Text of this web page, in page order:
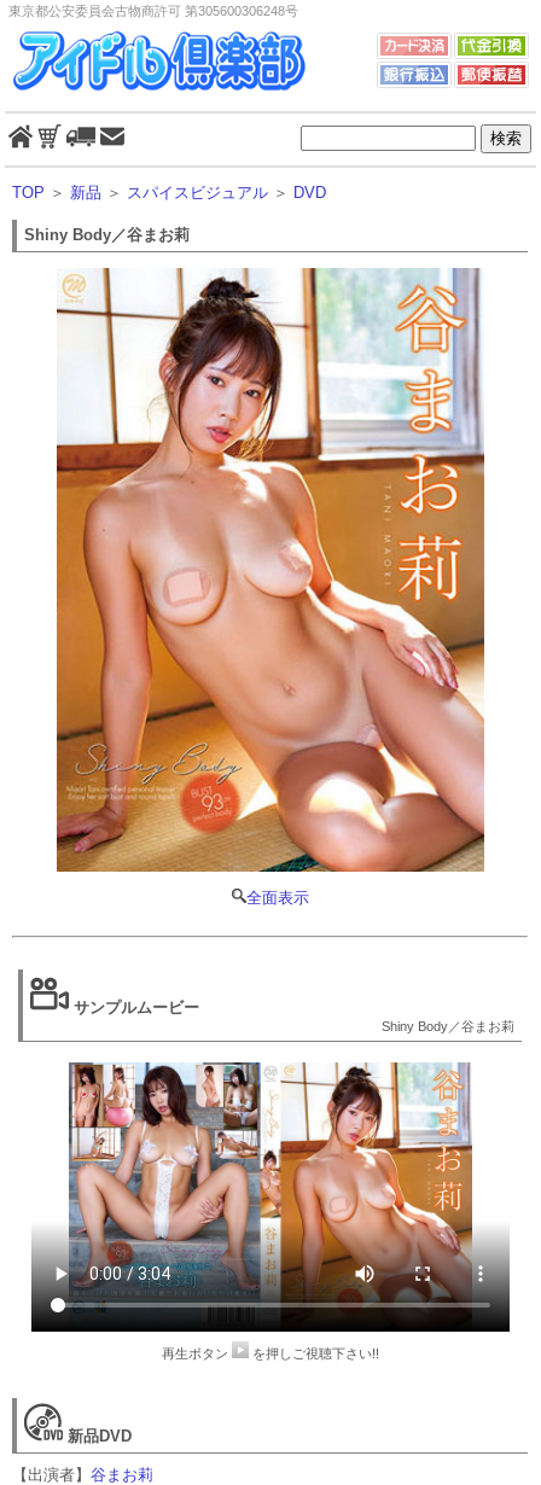
東京都公安委員会古物商許可 第305600306248号
TOP ＞ 新品 ＞ スパイスビジュアル ＞ DVD
Shiny Body／谷まお莉
全面表示
サンプルムービー
Shiny Body／谷まお莉
再生ボタン を押しご視聴下さい!!
新品DVD
【出演者】谷まお莉